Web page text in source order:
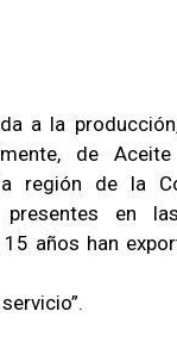
a la
de
región de la
presentes en
15 años han